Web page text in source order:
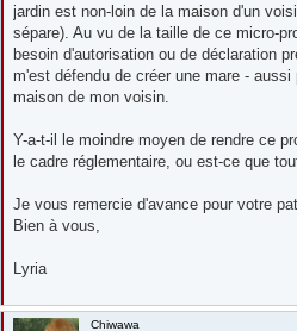
jardin est non-loin de la maison d'un
sépare). Au vu de la taille de ce micro-
besoin d'autorisation ou de déclaration
m'est défendu de créer une mare -
maison de mon voisin.
Y-a-t-il le moindre moyen de rendre ce
le cadre réglementaire, ou est-ce que
Je vous remercie d'avance pour votre
Bien à vous,
Lyria
Chiwawa